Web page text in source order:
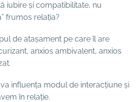
iubire și compatibilitate, nu
frumos relația?
de atașament pe care îl are
anxios ambivalent, anxios
influența modul de interacțiune și
în relație.